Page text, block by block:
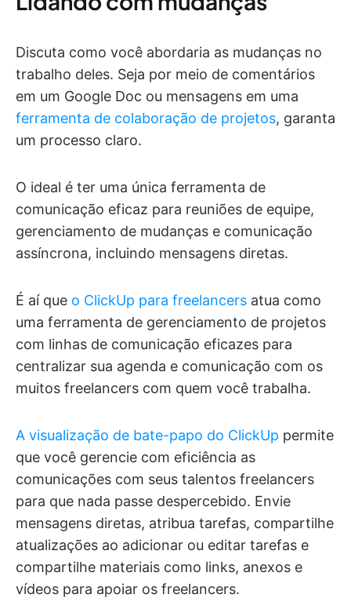
Discuta como você abordaria as mudanças no
trabalho deles. Seja por meio de comentários
em um Google Doc ou mensagens em uma
ferramenta de colaboração de projetos, garanta
um processo claro.
O ideal é ter uma única ferramenta de
comunicação eficaz para reuniões de equipe,
gerenciamento de mudanças e comunicação
assíncrona, incluindo mensagens diretas.
É aí que o ClickUp para freelancers atua como
uma ferramenta de gerenciamento de projetos
com linhas de comunicação eficazes para
centralizar sua agenda e comunicação com os
muitos freelancers com quem você trabalha.
A visualização de bate-papo do ClickUp permite
que você gerencie com eficiência as
comunicações com seus talentos freelancers
para que nada passe despercebido. Envie
mensagens diretas, atribua tarefas, compartilhe
atualizações ao adicionar ou editar tarefas e
compartilhe materiais como links, anexos e
vídeos para apoiar os freelancers.